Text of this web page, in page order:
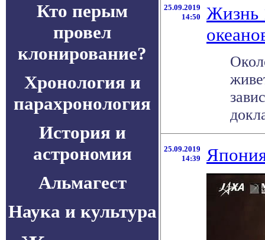
Кто перым
провел
клонирование?
Хронология и
парахронология
История и
астрономия
Альмагест
Наука и культура
25.09.2019
14:50
Жизнь
25.09.2019
14:39